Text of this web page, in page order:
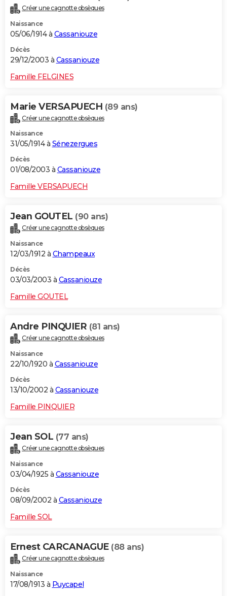
Créer une cagnotte obsèques
Naissance
05/06/1914 à Cassaniouze
Décès
29/12/2003 à Cassaniouze
Famille FELGINES
Marie VERSAPUECH (89 ans)
Créer une cagnotte obsèques
Naissance
31/05/1914 à Sénezergues
Décès
01/08/2003 à Cassaniouze
Famille VERSAPUECH
Jean GOUTEL (90 ans)
Créer une cagnotte obsèques
Naissance
12/03/1912 à Champeaux
Décès
03/03/2003 à Cassaniouze
Famille GOUTEL
Andre PINQUIER (81 ans)
Créer une cagnotte obsèques
Naissance
22/10/1920 à Cassaniouze
Décès
13/10/2002 à Cassaniouze
Famille PINQUIER
Jean SOL (77 ans)
Créer une cagnotte obsèques
Naissance
03/04/1925 à Cassaniouze
Décès
08/09/2002 à Cassaniouze
Famille SOL
Ernest CARCANAGUE (88 ans)
Créer une cagnotte obsèques
Naissance
17/08/1913 à Puycapel